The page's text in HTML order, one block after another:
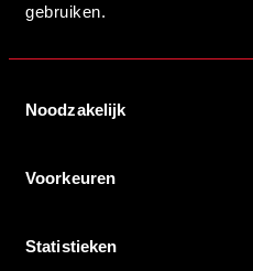
gebruiken.
Noodzakelijk
Voorkeuren
Statistieken
Stadion Naamgever
SCHRIJF JE IN VOOR DE